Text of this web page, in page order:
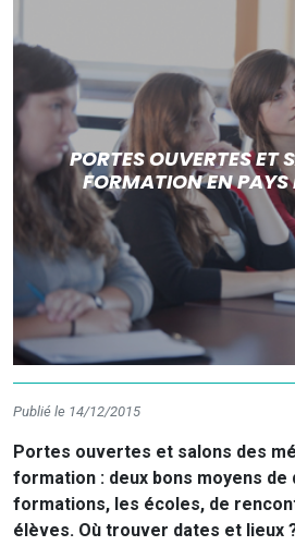
PORTES OUVERTES ET
FORMATION EN PAYS
Publié le 14/12/2015
Portes ouvertes et salons des
formation : deux bons moyens
formations, les écoles, de
élèves. Où trouver dates et lieux